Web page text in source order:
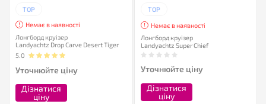
TOP
Немає в наявності
Лонгборд круізер
Landyachtz Drop Carve Desert Tiger
5.0
Уточнюйте ціну
Дізнатися
ціну
TOP
Немає в наявності
Лонгборд круізер
Landyachtz Super Chief
Уточнюйте ціну
Дізнатися
ціну